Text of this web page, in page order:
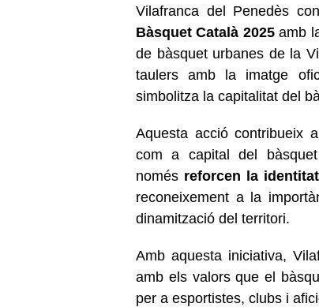
Vilafranca del Penedès
Bàsquet Català 2025amb
de bàsquet urbanes de la
taulers amb la imatge
simbolitza la capitalitat del
Aquesta acció contribueix
com a capital del
només reforcen la
reconeixement a la
dinamització del territori.
Amb aquesta iniciativa,
amb els valors que el
per a esportistes, clubs i